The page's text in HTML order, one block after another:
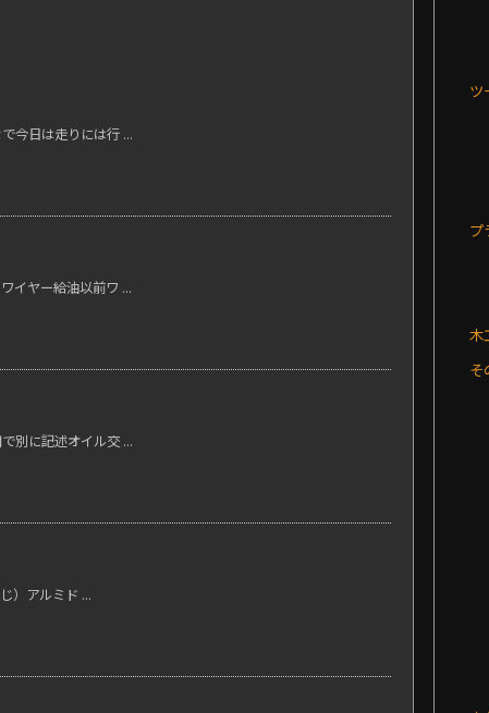
今日は走りには行 ...
イヤー給油以前ワ ...
別に記述オイル交 ...
）アルミド ...
ツ
プ
木
そ